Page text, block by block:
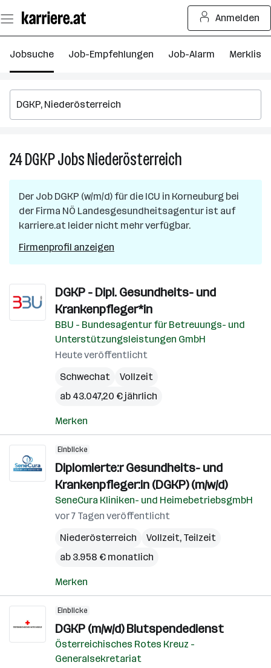
Seiteninhalt
springen
Anmelden
Jobsuche Job-Empfehlungen Job-Alarm Merkliste
24DGKPJobsNiederösterreich
in
Niederösterreich
Der Job DGKP (w/m/d) für die ICU in Korneuburg bei
der Firma NÖ Landesgesundheitsagentur ist auf
karriere.at leider nicht mehr verfügbar.
Firmenprofil anzeigen
DGKP - Dipl. Gesundheits- und
Krankenpfleger*in
BBU - Bundesagentur für Betreuungs- und
Unterstützungsleistungen GmbH
Heute veröffentlicht
Schwechat
Vollzeit
ab 43.047,20 € jährlich
Merken
Einblicke
Diplomierte:r Gesundheits- und
Krankenpfleger:in (DGKP) (m/w/d)
SeneCura Kliniken- und HeimebetriebsgmbH
vor 7 Tagen veröffentlicht
Niederösterreich
Vollzeit, Teilzeit
ab 3.958 € monatlich
Merken
Einblicke
DGKP (m/w/d) Blutspendedienst
Österreichisches Rotes Kreuz -
Generalsekretariat